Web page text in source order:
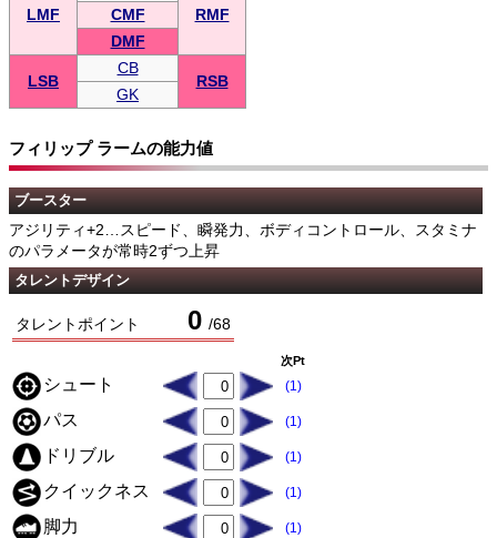
LMF
RMF
CMF
DMF
LSB
CB
RSB
GK
フィリップ ラームの能力値
ブースター
アジリティ+2…スピード、瞬発力、ボディコントロール、スタミナ
のパラメータが常時2ずつ上昇
タレントデザイン
タレントポイント 0 /68
次Pt
シュート (1)
パス (1)
ドリブル (1)
クイックネス (1)
脚力 (1)